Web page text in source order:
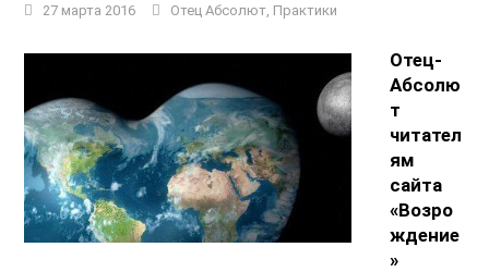
27 марта 2016 Отец Абсолют Практики
Отец-
Абсолю
т
читател
ям
сайта
«Возро
ждение
»